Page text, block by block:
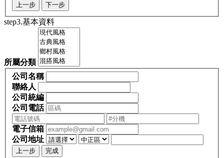
上一步 下一步
step3.基本資料
所屬分類
公司名稱
聯絡人
公司統編
公司電話
電子信箱
公司地址
上一步 完成